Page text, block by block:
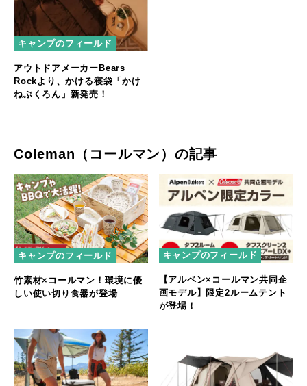
キャンプのフィールド
アウトドアメーカーBears
Rockより、かける寝袋「かけ
ねぶくろん」新発売！
Coleman（コールマン）の記事
キャンプのフィールド
竹素材×コールマン！環境に優
しい使い切り食器が登場
キャンプのフィールド
【アルペン×コールマン共同企
画モデル】限定2ルームテント
が登場！